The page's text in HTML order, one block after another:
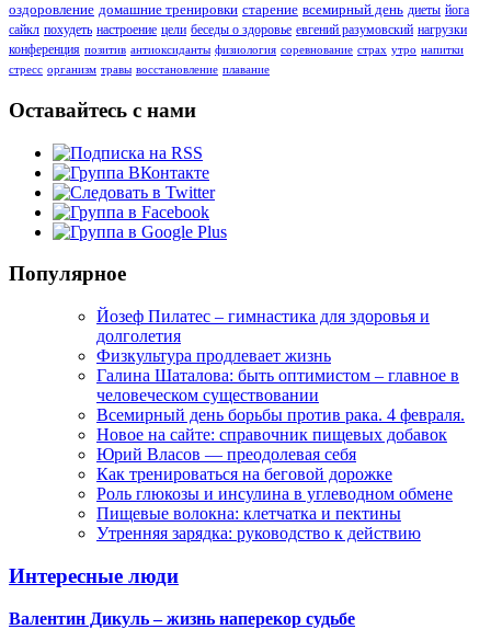
оздоровление домашние тренировки старение всемирный день диеты йога
сайкл похудеть настроение цели беседы о здоровье евгений разумовский нагрузки
конференция позитив антиоксиданты физиология соревнование страх утро напитки
стресс организм травы восстановление плавание
Оставайтесь с нами
Популярное
Йозеф Пилатес – гимнастика для здоровья и
долголетия
Физкультура продлевает жизнь
Галина Шаталова: быть оптимистом – главное в
человеческом существовании
Всемирный день борьбы против рака. 4 февраля.
Новое на сайте: справочник пищевых добавок
Юрий Власов — преодолевая себя
Как тренироваться на беговой дорожке
Роль глюкозы и инсулина в углеводном обмене
Пищевые волокна: клетчатка и пектины
Утренняя зарядка: руководство к действию
Интересные люди
Валентин Дикуль – жизнь наперекор судьбе